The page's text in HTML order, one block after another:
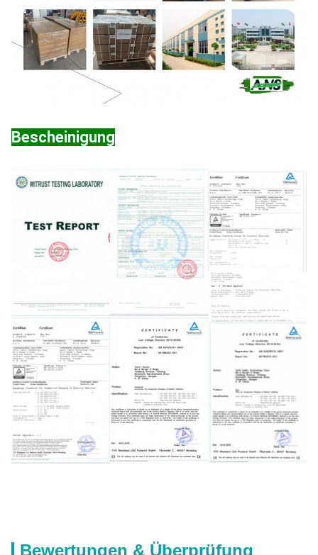
Bescheinigung
Bewertungen & Überprüfung